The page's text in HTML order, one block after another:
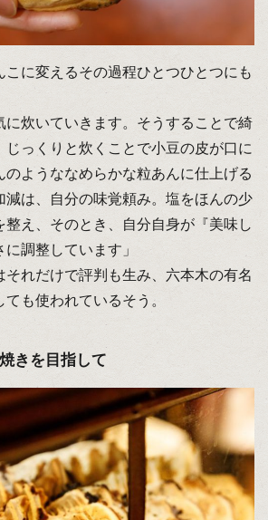
こに変えるその過程ひとつひとつにも
に炊いていきます。そうすることで綺
じっくりと炊くことで小豆の皮が口に
のようななめらかな粒あんに仕上げる
減は、自分の味覚頼み。塩をほんの少
整え、そのとき、自分自身が『美味し
調整しています」
それだけで評判も生み、六本木の有名
も使われているそう。
きを目指して